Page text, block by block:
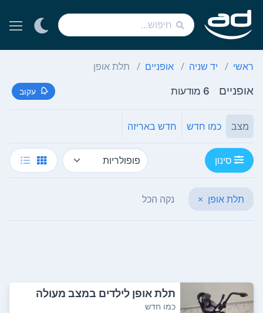
ראשי יד שניה אופניים תלת אופן
אופניים 6 מודעות עקוב
מצב כמו חדש חדש באריזה
סינון
תלת אופן × נקה הכל
תלת אופן לילדים במצב מעולה
כמו חדש